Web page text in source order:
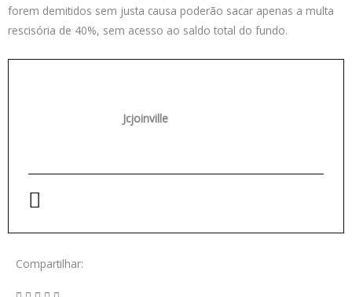
forem demitidos sem justa causa poderão sacar apenas a multa
rescisória de 40%, sem acesso ao saldo total do fundo.
Jcjoinville
Compartilhar: